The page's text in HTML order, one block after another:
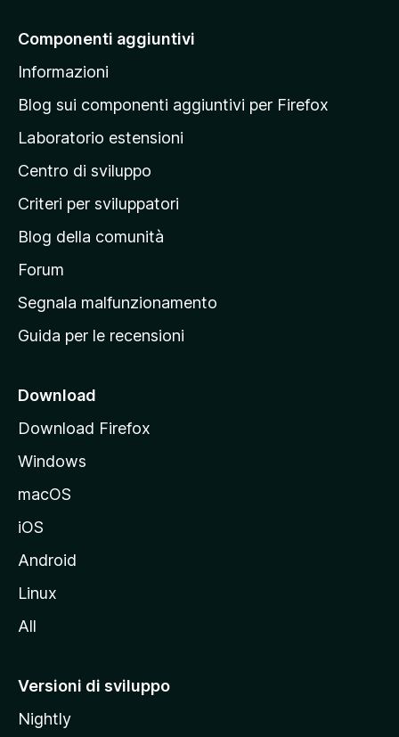
a
l
a
a
g
i
a
p
r
n
i
a
l
e
l
t
M
z
Componenti aggiuntivi
Informazioni
Blog sui componenti aggiuntivi per Firefox
Laboratorio estensioni
Centro di sviluppo
Criteri per sviluppatori
Blog della comunità
Forum
Segnala malfunzionamento
Guida per le recensioni
Download
Download Firefox
Windows
macOS
iOS
Android
Linux
All
Versioni di sviluppo
Nightly